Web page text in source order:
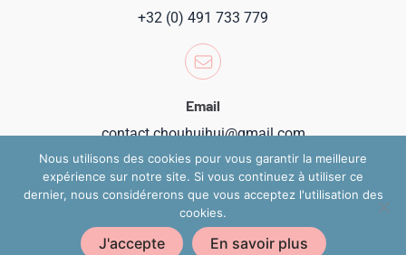
+32 (0) 491 733 779
Email
contact.chouhuihui@gmail.com
Copyright 2024 @ Chouhuihui
Nous utilisons des cookies pour vous garantir la meilleure
expérience sur notre site. Si vous continuez à utiliser ce
dernier, nous considérerons que vous acceptez l'utilisation des
cookies.
J'accepte En savoir plus